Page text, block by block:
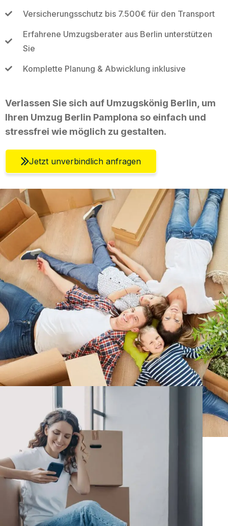
Versicherungsschutz bis 7.500€ für den Transport
Erfahrene Umzugsberater aus Berlin unterstützen
Sie
Komplette Planung & Abwicklung inklusive
Verlassen Sie sich auf Umzugskönig Berlin, um
Ihren Umzug Berlin Pamplona so einfach und
stressfrei wie möglich zu gestalten.
Jetzt unverbindlich anfragen